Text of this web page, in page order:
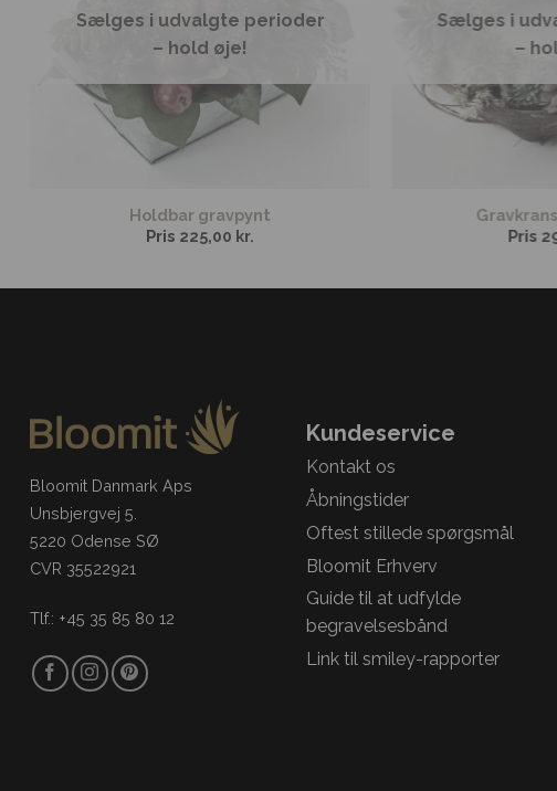
Sælges i udvalgte perioder
– hold øje!
Holdbar gravpynt
Pris 225,00 kr.
Sælges i
–
Pris
Bloomit Danmark Aps
Unsbjergvej 5.
5220 Odense SØ
CVR 35522921
Tlf.: +45 35 85 80 12
Kundeservice
Kontakt os
Åbningstider
Oftest stillede spørgsmål
Bloomit Erhverv
Guide til at udfylde
begravelsesbånd
Link til smiley-rapporter